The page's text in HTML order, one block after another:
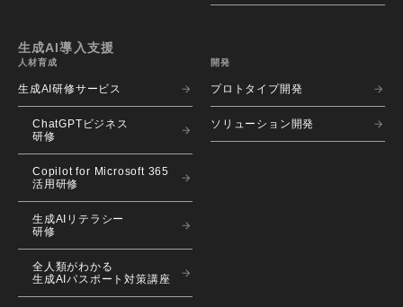
生成AI導入支援
人材育成
生成AI研修サービス
ChatGPTビジネス
研修
Copilot for Microsoft 365
活用研修
生成AIリテラシー
研修
全人類がわかる
生成AIパスポート対策講座
開発
プロトタイプ開発
ソリューション開発